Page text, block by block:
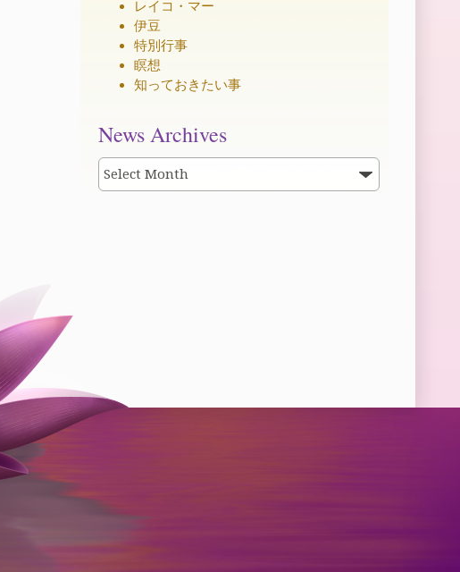
レイコ・マー
伊豆
特別行事
瞑想
知っておきたい事
News Archives